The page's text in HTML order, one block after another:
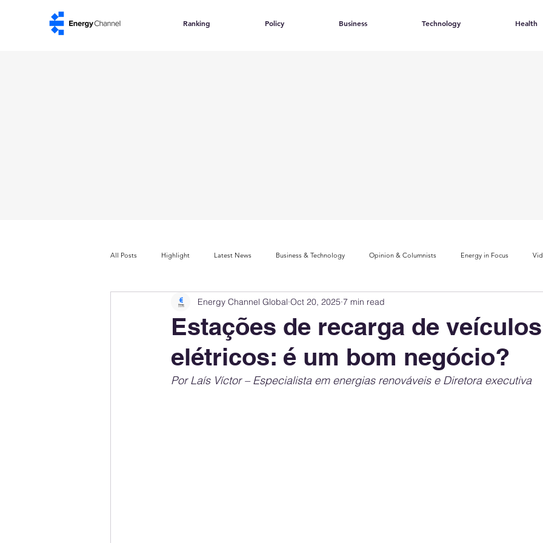
Ranking Policy Business Technology Health
All Posts Highlight Latest News Business & Technology Opinion & Columnists Energy in Focus
Company Rankings Market Leaders Innovation Index Sustainability & ESG Index
Energy Storage Ranking United States Policy Public Policy Energy Policy Brand Perception
Estações de recarga de veículos
elétricos: é um bom negócio?
Energy Channel Global Oct 20, 2025 7 min read
Por Laís Víctor – Especialista em energias renováveis e Diretora executiva